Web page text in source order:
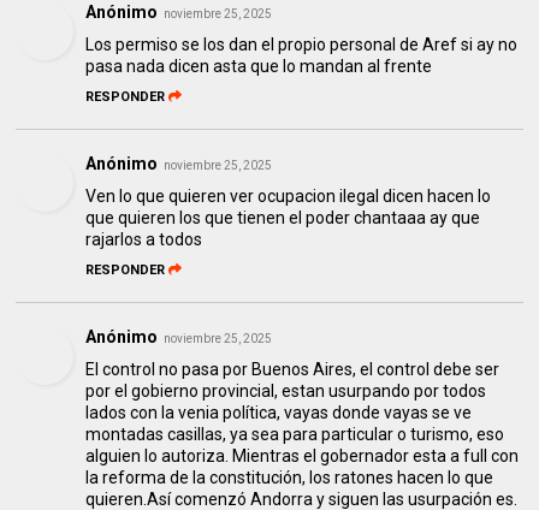
Anónimo noviembre 25, 2025
Los permiso se los dan el propio personal de Aref si ay no
pasa nada dicen asta que lo mandan al frente
RESPONDER
Anónimo noviembre 25, 2025
Ven lo que quieren ver ocupacion ilegal dicen hacen lo
que quieren los que tienen el poder chantaaa ay que
rajarlos a todos
RESPONDER
Anónimo noviembre 25, 2025
El control no pasa por Buenos Aires, el control debe ser
por el gobierno provincial, estan usurpando por todos
lados con la venia política, vayas donde vayas se ve
montadas casillas, ya sea para particular o turismo, eso
alguien lo autoriza. Mientras el gobernador esta a full con
la reforma de la constitución, los ratones hacen lo que
quieren.Así comenzó Andorra y siguen las usurpación es.